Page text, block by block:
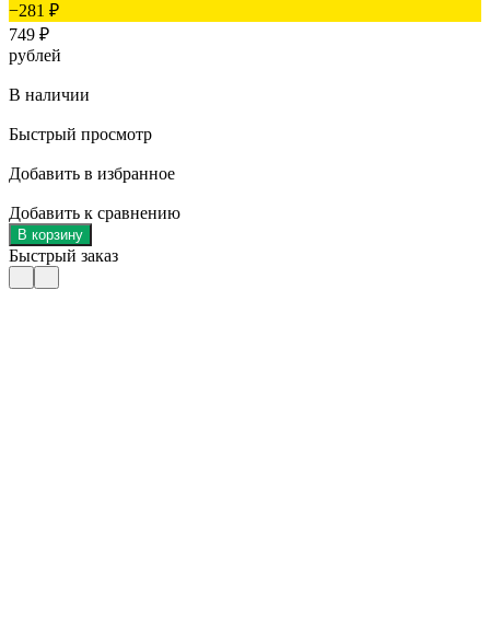
−281 ₽
749 ₽
рублей
В наличии
Быстрый просмотр
Добавить в избранное
Добавить к сравнению
В корзину
Быстрый заказ